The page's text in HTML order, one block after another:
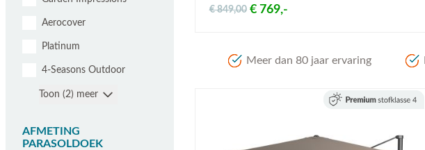
€ 769,-
€ 849,00
Meer dan 80 jaar ervaring
Aerocover
Platinum
4-Seasons Outdoor
Toon (2) meer
AFMETING
PARASOLDOEK